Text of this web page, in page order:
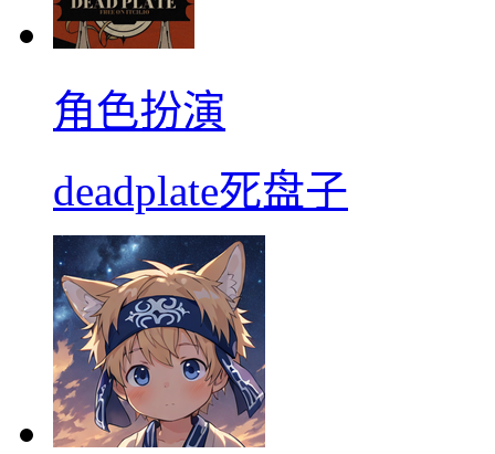
角色扮演
deadplate死盘子